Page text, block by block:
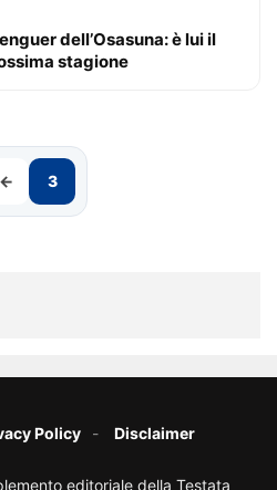
dell’Osasuna: è lui il
stagione
← 3
Policy Disclaimer
editoriale della Testata